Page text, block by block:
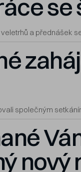
se
a přednášek
společným
nový